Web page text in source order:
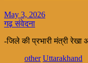
May 3, 2026
गढ़ संवेदना
-जिले की प्रभारी मंत्री रेखा
other Uttarakhand